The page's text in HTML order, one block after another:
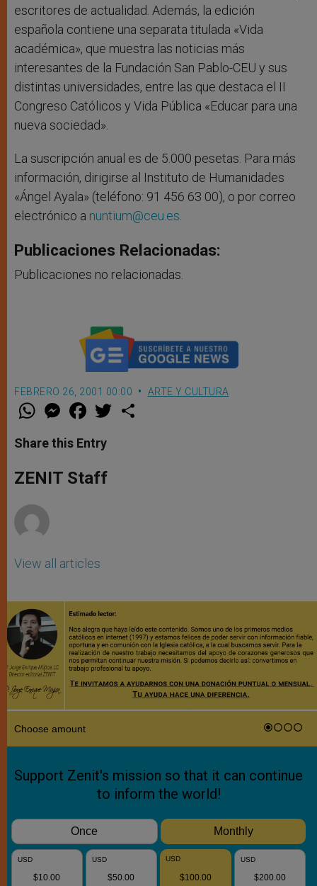
escritores de actualidad. Además, la edición
española contiene una separata titulada «Vida
académica», que muestra las noticias más
interesantes de la Fundación San Pablo-CEU y sus
distintas universidades, entre las que destaca el II
Congreso Católicos y Vida Pública «Educar para una
nueva sociedad».
La suscripción anual es de 5.000 pesetas. Para más
información, dirigirse al Instituto de Humanidades
«Ángel Ayala» (teléfono: 91 456 63 00), o por correo
electrónico a nuntium@ceu.es.
Publicaciones Relacionadas:
Publicaciones no relacionadas.
FEBRERO 26, 2001 00:00 ARTE Y CULTURA
W
t
s
p
p
M
e
s
e
g
e
F
a
e
b
o
k
w
Share this Entry
ZENIT Staff
View all articles